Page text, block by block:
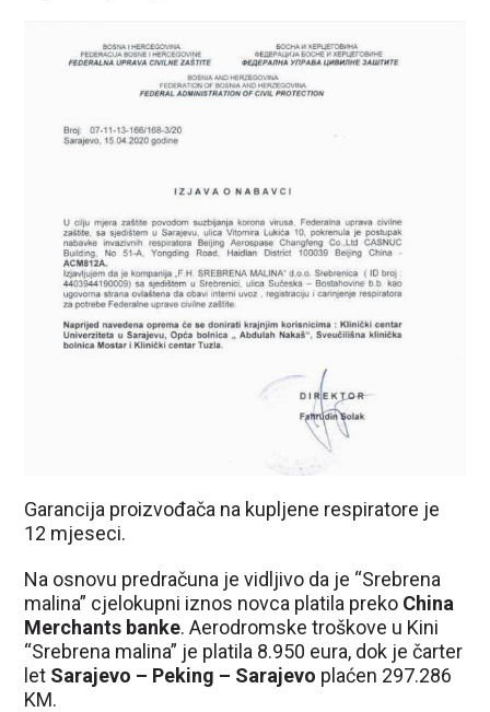
Garancija proizvođača na kupljene respiratore je
12 mjeseci.
Na osnovu predračuna je vidljivo da je “Srebrena
malina” cjelokupni iznos novca platila preko China
Merchants banke. Aerodromske troškove u Kini
“Srebrena malina” je platila 8.950 eura, dok je čarter
let Sarajevo – Peking – Sarajevo plaćen 297.286
KM.